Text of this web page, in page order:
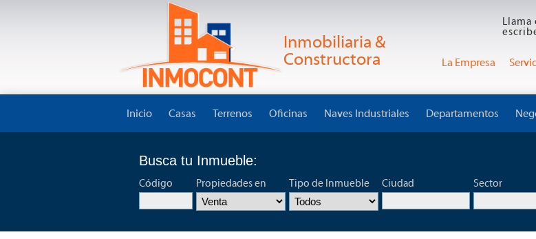
Inmobiliaria &
Constructora
Llama
La Empresa
Inicio Casas Terrenos Oficinas Naves Industriales Departamentos
Busca tu Inmueble:
Código Propiedades en Tipo de Inmueble Ciudad Sector